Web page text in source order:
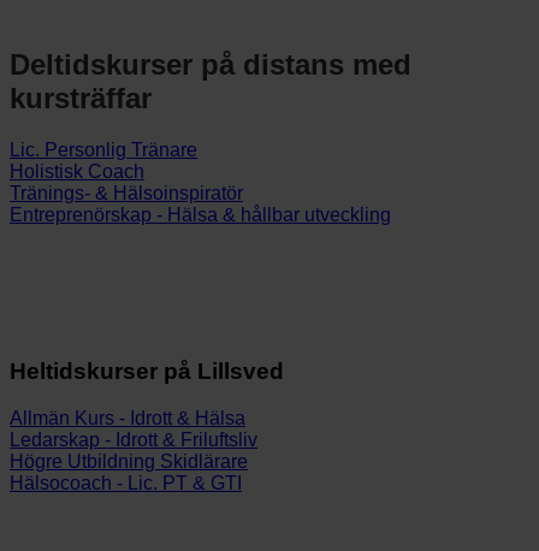
Deltidskurser på distans med
kursträffar
Lic. Personlig Tränare
Holistisk Coach
Tränings- & Hälsoinspiratör
Entreprenörskap - Hälsa & hållbar utveckling
Heltidskurser på Lillsved
Allmän Kurs - Idrott & Hälsa
Ledarskap - Idrott & Friluftsliv
Högre Utbildning Skidlärare
Hälsocoach - Lic. PT & GTI